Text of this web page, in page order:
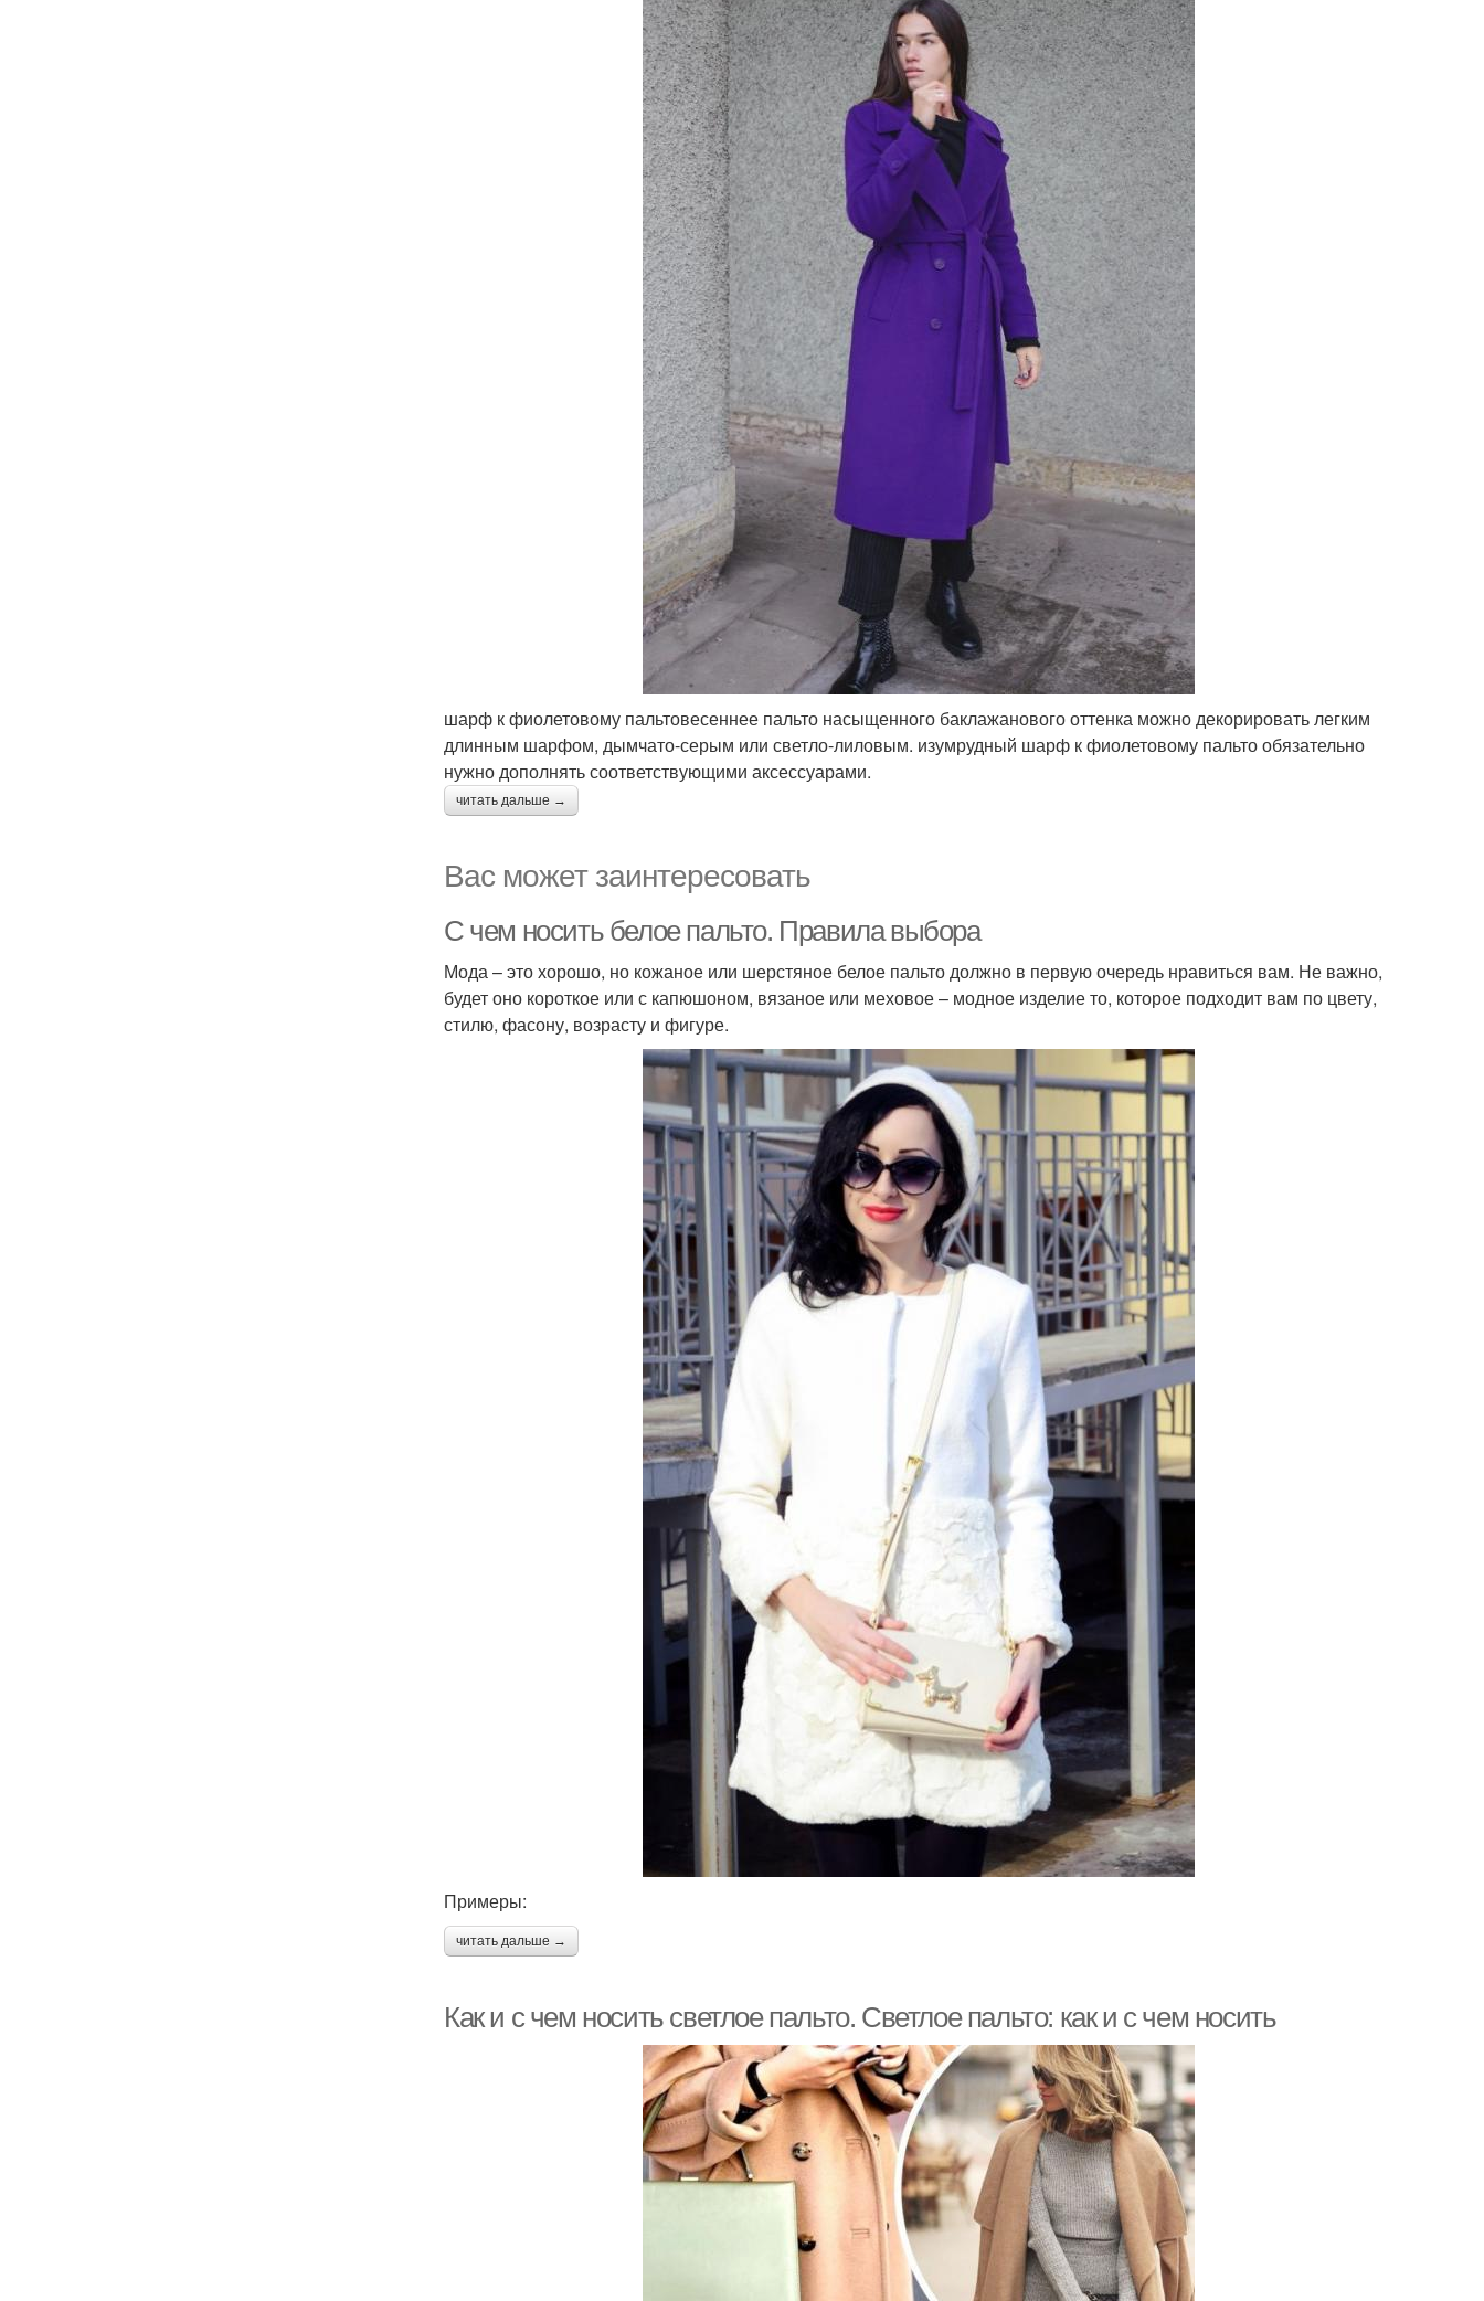
шарф к фиолетовому пальтовесеннее пальто насыщенного баклажанового оттенка можно декорировать легким
длинным шарфом, дымчато-серым или светло-лиловым. изумрудный шарф к фиолетовому пальто обязательно
нужно дополнять соответствующими аксессуарами.
читать дальше →
Вас может заинтересовать
С чем носить белое пальто. Правила выбора
Мода – это хорошо, но кожаное или шерстяное белое пальто должно в первую очередь нравиться вам. Не важно,
будет оно короткое или с капюшоном, вязаное или меховое – модное изделие то, которое подходит вам по цвету,
стилю, фасону, возрасту и фигуре.
Примеры:
читать дальше →
Как и с чем носить светлое пальто. Светлое пальто: как и с чем носить